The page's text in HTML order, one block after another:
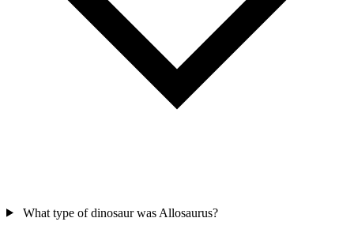
What type of dinosaur was Allosaurus?